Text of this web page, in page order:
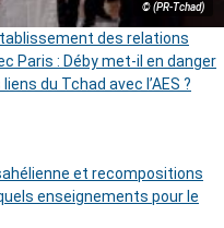
© (PR-Tchad)
des relations
Paris : Déby met-il en danger
liens du Tchad avec l’AES ?
et recompositions
enseignements pour le